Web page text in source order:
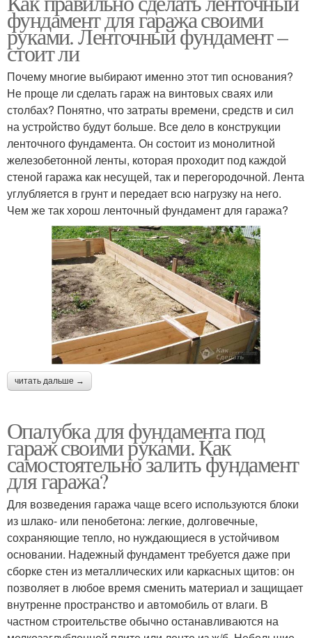
фундамент для гаража своими
руками. Ленточный фундамент –
стоит ли
Почему многие выбирают именно этот тип основания?
Не проще ли сделать гараж на винтовых сваях или
столбах? Понятно, что затраты времени, средств и сил
на устройство будут больше. Все дело в конструкции
ленточного фундамента. Он состоит из монолитной
железобетонной ленты, которая проходит под каждой
стеной гаража как несущей, так и перегородочной. Лента
углубляется в грунт и передает всю нагрузку на него.
Чем же так хорош ленточный фундамент для гаража?
читать дальше →
Опалубка для фундамента под
гараж своими руками. Как
самостоятельно залить фундамент
для гаража?
Для возведения гаража чаще всего используются блоки
из шлако- или пенобетона: легкие, долговечные,
сохраняющие тепло, но нуждающиеся в устойчивом
основании. Надежный фундамент требуется даже при
сборке стен из металлических или каркасных щитов: он
позволяет в любое время сменить материал и защищает
внутренне пространство и автомобиль от влаги. В
частном строительстве обычно останавливаются на